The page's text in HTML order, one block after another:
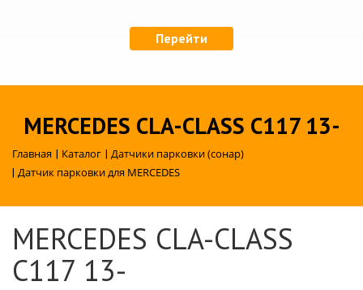
Перейти
MERCEDES CLA-CLASS C117 13-
Главная | Каталог | Датчики парковки (сонар)
| Датчик парковки для MERCEDES
MERCEDES CLA-CLASS
C117 13-